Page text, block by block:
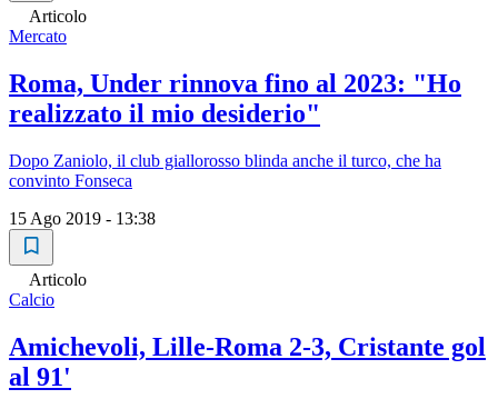
Articolo
Mercato
Roma, Under rinnova fino al 2023: "Ho
realizzato il mio desiderio"
Dopo Zaniolo, il club giallorosso blinda anche il turco, che ha
convinto Fonseca
15 Ago 2019 - 13:38
Articolo
Calcio
Amichevoli, Lille-Roma 2-3, Cristante gol
al 91'